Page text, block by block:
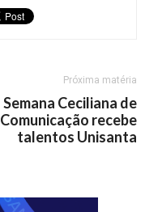
Próxima matéria
Semana Ceciliana de
Comunicação recebe
talentos Unisanta